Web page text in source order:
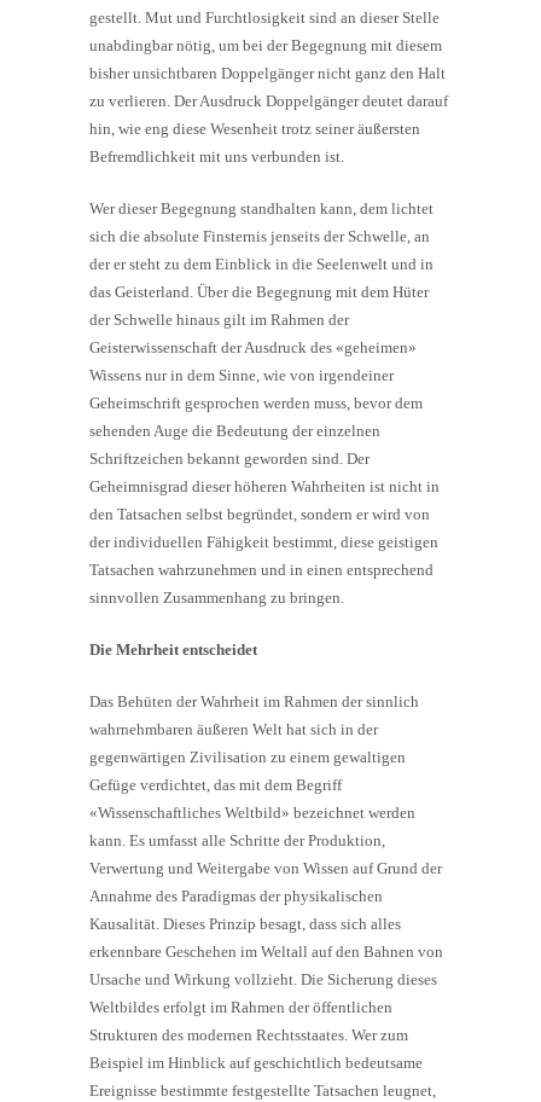
gestellt. Mut und Furchtlosigkeit sind an dieser Stelle
unabdingbar nötig, um bei der Begegnung mit diesem
bisher unsichtbaren Doppelgänger nicht ganz den Halt
zu verlieren. Der Ausdruck Doppelgänger deutet darauf
hin, wie eng diese Wesenheit trotz seiner äußersten
Befremdlichkeit mit uns verbunden ist.
Wer dieser Begegnung standhalten kann, dem lichtet
sich die absolute Finsternis jenseits der Schwelle, an
der er steht zu dem Einblick in die Seelenwelt und in
das Geisterland. Über die Begegnung mit dem Hüter
der Schwelle hinaus gilt im Rahmen der
Geisterwissenschaft der Ausdruck des «geheimen»
Wissens nur in dem Sinne, wie von irgendeiner
Geheimschrift gesprochen werden muss, bevor dem
sehenden Auge die Bedeutung der einzelnen
Schriftzeichen bekannt geworden sind. Der
Geheimnisgrad dieser höheren Wahrheiten ist nicht in
den Tatsachen selbst begründet, sondern er wird von
der individuellen Fähigkeit bestimmt, diese geistigen
Tatsachen wahrzunehmen und in einen entsprechend
sinnvollen Zusammenhang zu bringen.
Die Mehrheit entscheidet
Das Behüten der Wahrheit im Rahmen der sinnlich
wahrnehmbaren äußeren Welt hat sich in der
gegenwärtigen Zivilisation zu einem gewaltigen
Gefüge verdichtet, das mit dem Begriff
«Wissenschaftliches Weltbild» bezeichnet werden
kann. Es umfasst alle Schritte der Produktion,
Verwertung und Weitergabe von Wissen auf Grund der
Annahme des Paradigmas der physikalischen
Kausalität. Dieses Prinzip besagt, dass sich alles
erkennbare Geschehen im Weltall auf den Bahnen von
Ursache und Wirkung vollzieht. Die Sicherung dieses
Weltbildes erfolgt im Rahmen der öffentlichen
Strukturen des modernen Rechtsstaates. Wer zum
Beispiel im Hinblick auf geschichtlich bedeutsame
Ereignisse bestimmte festgestellte Tatsachen leugnet,